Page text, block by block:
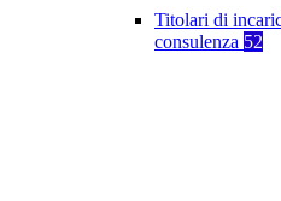
Titolari di
consulenza 52